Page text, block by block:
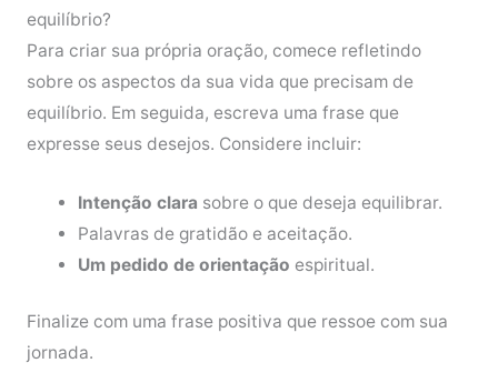
equilíbrio?
Para criar sua própria oração, comece refletindo
sobre os aspectos da sua vida que precisam de
equilíbrio. Em seguida, escreva uma frase que
expresse seus desejos. Considere incluir:
Intenção clara sobre o que deseja equilibrar.
Palavras de gratidão e aceitação.
Um pedido de orientação espiritual.
Finalize com uma frase positiva que ressoe com sua
jornada.